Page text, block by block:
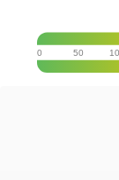
0 50